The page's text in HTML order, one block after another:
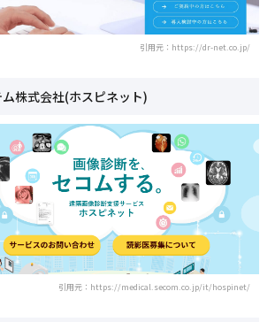
引用元：https://dr-net.co.jp/
株式会社(ホスピネット)
引用元：https://medical.secom.co.jp/it/hospinet/